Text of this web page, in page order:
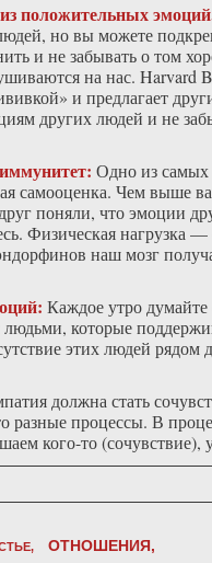
положительных
но вы можете
и не забывать о том
на нас. Harvard
и предлагает
других людей и не
Одно из самых
самооценка. Чем выше
поняли, что эмоции
Физическая нагрузка
наш мозг
Каждое утро
которые
этих людей
должна стать
разные процессы. В
кого-то (сочувствие),
ОТНОШЕНИЯ,